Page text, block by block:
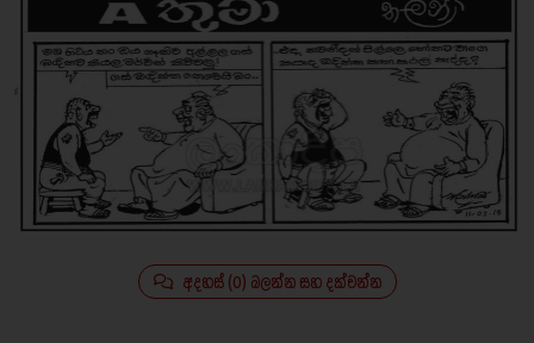
අදහස් (0) බලන්න සහ දක්වන්න